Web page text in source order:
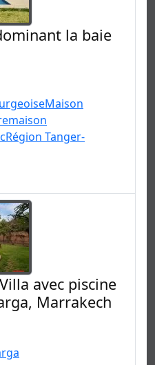
la baie
Maison
maison
Région Tanger-
avec piscine
Marrakech